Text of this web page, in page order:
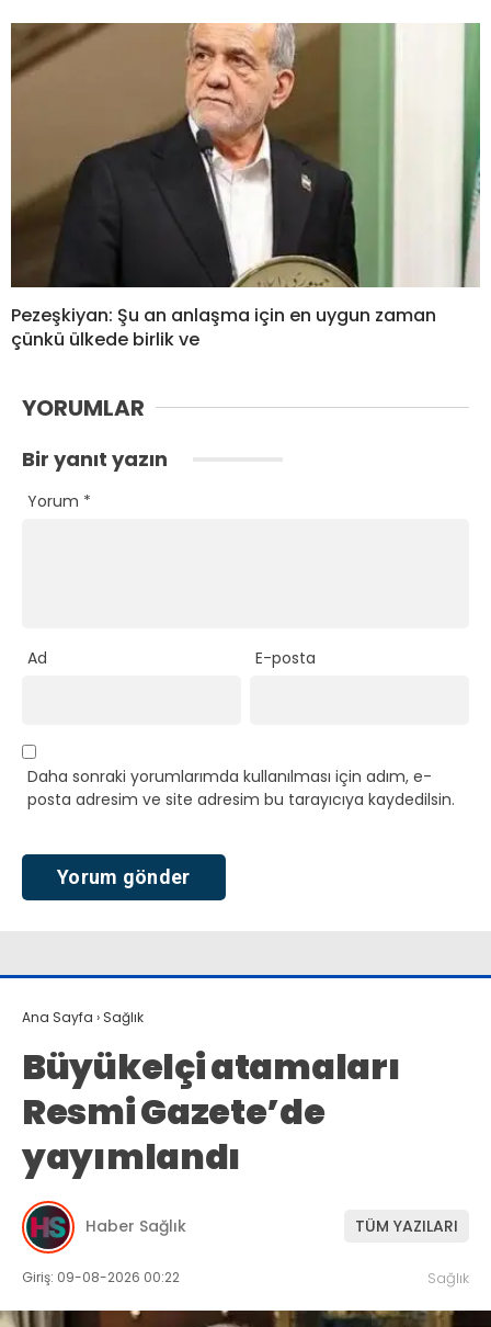
Pezeşkiyan: Şu an anlaşma için en uygun zaman
çünkü ülkede birlik ve
YORUMLAR
Bir yanıt yazın
Yorum *
Ad E-posta
Daha sonraki yorumlarımda kullanılması için adım, e-
posta adresim ve site adresim bu tarayıcıya kaydedilsin.
Ana Sayfa › Sağlık
Büyükelçi atamaları
Resmi Gazete’de
yayımlandı
Haber Sağlık TÜM YAZILARI
Giriş: 09-08-2026 00:22 Sağlık